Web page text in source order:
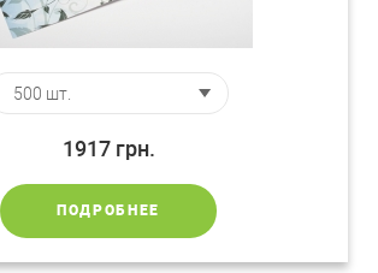
1917 грн.
ПОДРОБНЕЕ